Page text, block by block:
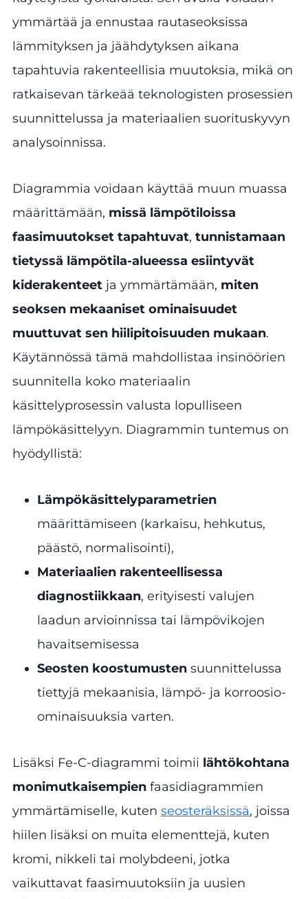
ymmärtää ja ennustaa rautaseoksissa
lämmityksen ja jäähdytyksen aikana
tapahtuvia rakenteellisia muutoksia, mikä on
ratkaisevan tärkeää teknologisten prosessien
suunnittelussa ja materiaalien suorituskyvyn
analysoinnissa.
Diagrammia voidaan käyttää muun muassa
määrittämään, missä lämpötiloissa
faasimuutokset tapahtuvat, tunnistamaan
tietyssä lämpötila-alueessa esiintyvät
kiderakenteet ja ymmärtämään, miten
seoksen mekaaniset ominaisuudet
muuttuvat sen hiilipitoisuuden mukaan.
Käytännössä tämä mahdollistaa insinöörien
suunnitella koko materiaalin
käsittelyprosessin valusta lopulliseen
lämpökäsittelyyn. Diagrammin tuntemus on
hyödyllistä:
Lämpökäsittelyparametrien
määrittämiseen (karkaisu, hehkutus,
päästö, normalisointi),
Materiaalien rakenteellisessa
diagnostiikkaan, erityisesti valujen
laadun arvioinnissa tai lämpövikojen
havaitsemisessa
Seosten koostumusten suunnittelussa
tiettyjä mekaanisia, lämpö- ja korroosio-
ominaisuuksia varten.
Lisäksi Fe-C-diagrammi toimii lähtökohtana
monimutkaisempien faasidiagrammien
ymmärtämiselle, kuten seosteräksissä, joissa
hiilen lisäksi on muita elementtejä, kuten
kromi, nikkeli tai molybdeeni, jotka
vaikuttavat faasimuutoksiin ja uusien